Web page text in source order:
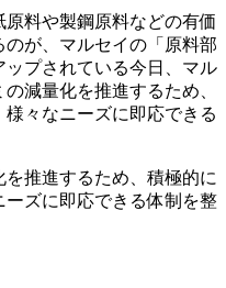
料や製鋼原料などの有価
が、マルセイの「原料部
プされている今日、マル
減量化を推進するため、
々なニーズに即応できる
推進するため、積極的に
ズに即応できる体制を整